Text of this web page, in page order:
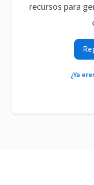
recursos para
¿Ya